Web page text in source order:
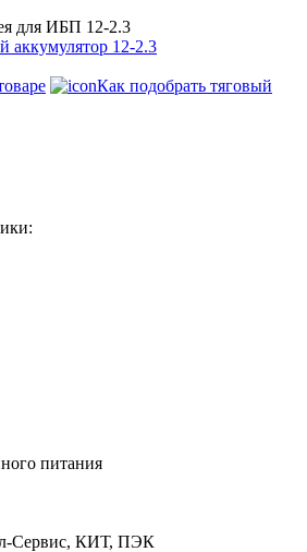
для ИБП 12-2.3
Как подобрать тяговый
питания
Сервис, КИТ, ПЭК